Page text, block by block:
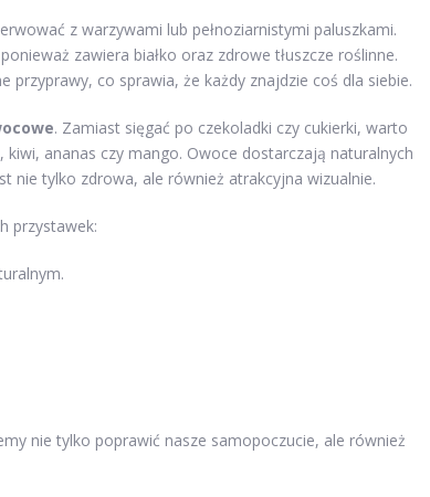
z warzywami lub pełnoziarnistymi paluszkami.
zawiera białko oraz zdrowe tłuszcze roślinne.
co sprawia, że każdy znajdzie coś dla siebie.
. Zamiast sięgać po czekoladki czy cukierki, warto
ananas czy mango. Owoce dostarczają naturalnych
nie tylko zdrowa, ale również atrakcyjna wizualnie.
przystawek:
nie tylko poprawić nasze samopoczucie, ale również